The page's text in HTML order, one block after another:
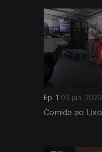
Ep. 1 09 jan. 2020
Comida ao Lixo